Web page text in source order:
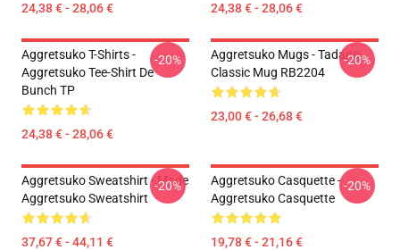
24,38 € - 28,06 € 24,38 € - 28,06 €
Aggretsuko T-Shirts -
Aggretsuko Tee-Shirt De
Bunch TP
24,38 € - 28,06 €
-20%
Aggretsuko Mugs - Tadano
Classic Mug RB2204
23,00 € - 26,68 €
-20%
Aggretsuko Sweatshirt - Mode
Aggretsuko Sweatshirt
37,67 € - 44,11 €
-20%
Aggretsuko Casquette -
Aggretsuko Casquette
19,78 € - 21,16 €
-20%